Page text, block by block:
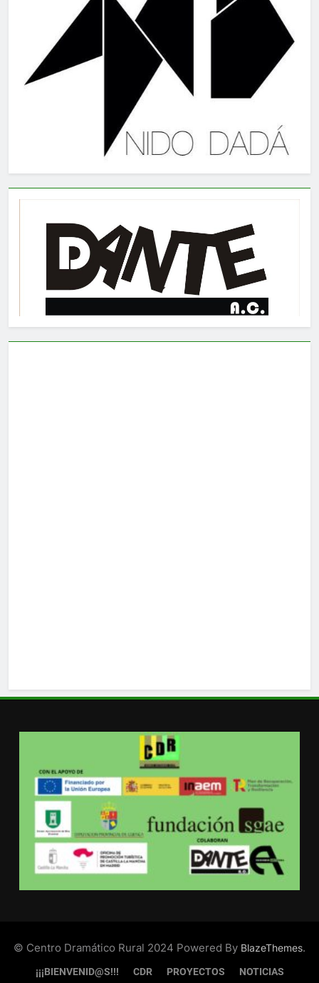
© Centro Dramático Rural 2024 Powered By BlazeThemes.
¡¡¡BIENVENID@S!!! CDR PROYECTOS
NOTICIAS